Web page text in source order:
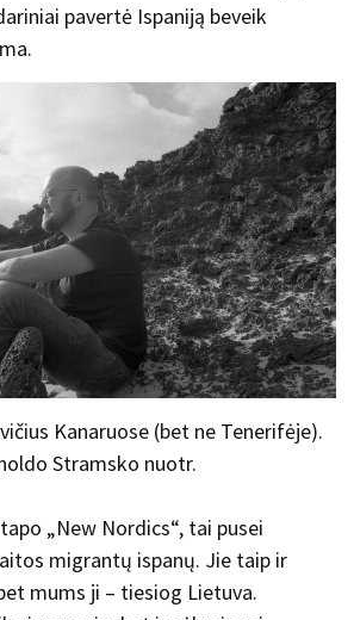
pavertė Ispaniją beveik
Kanaruose (bet ne Tenerifėje).
Stramsko nuotr.
„New Nordics“, tai pusei
migrantų ispanų. Jie taip ir
mums ji – tiesiog Lietuva.